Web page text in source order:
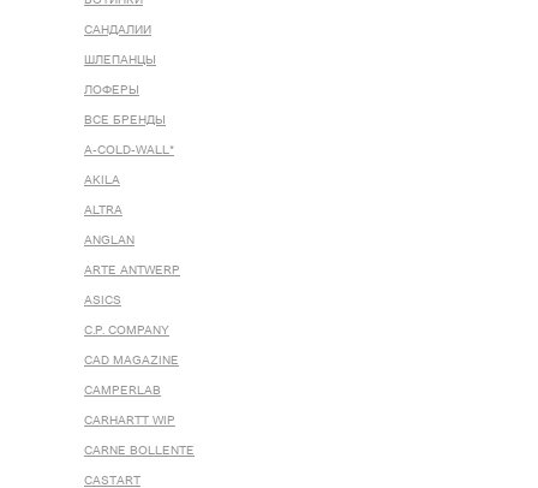
САНДАЛИИ
ШЛЕПАНЦЫ
ЛОФЕРЫ
ВСЕ БРЕНДЫ
A-COLD-WALL*
AKILA
ALTRA
ANGLAN
ARTE ANTWERP
ASICS
C.P. COMPANY
CAD MAGAZINE
CAMPERLAB
CARHARTT WIP
CARNE BOLLENTE
CASTART